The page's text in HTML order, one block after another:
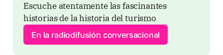
Escuche atentamente las fascinantes
historias de la historia del turismo
En la radiodifusión conversacional